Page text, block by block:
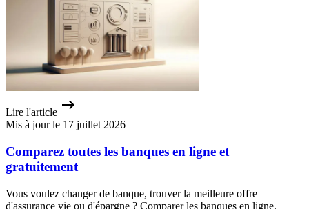
Lire l'article
Mis à jour le 17 juillet 2026
Comparez toutes les banques en ligne et
gratuitement
Vous voulez changer de banque, trouver la meilleure offre
d'assurance vie ou d'épargne ? Comparer les banques en ligne,